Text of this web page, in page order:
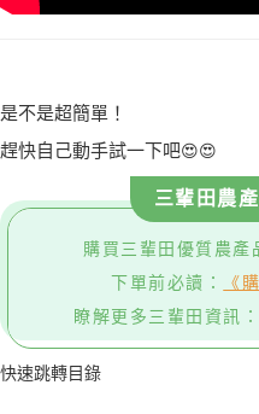
是不是超簡單！
趕快自己動手試一下吧😍😍
三輩田農
購買三輩田優質農產
下單前必讀：
《
瞭解更多三輩田資訊：
快速跳轉目錄